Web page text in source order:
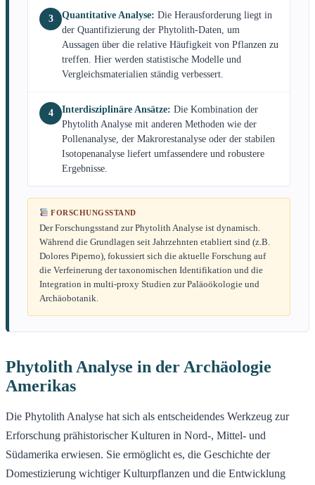
3 Quantitative Analyse: Die Herausforderung liegt in
der Quantifizierung der Phytolith-Daten, um
Aussagen über die relative Häufigkeit von Pflanzen zu
treffen. Hier werden statistische Modelle und
Vergleichsmaterialien ständig verbessert.
4 Interdisziplinäre Ansätze: Die Kombination der
Phytolith Analyse mit anderen Methoden wie der
Pollenanalyse, der Makrorestanalyse oder der stabilen
Isotopenanalyse liefert umfassendere und robustere
Ergebnisse.
FORSCHUNGSSTAND
Der Forschungsstand zur Phytolith Analyse ist dynamisch.
Während die Grundlagen seit Jahrzehnten etabliert sind (z.B.
Dolores Piperno), fokussiert sich die aktuelle Forschung auf
die Verfeinerung der taxonomischen Identifikation und die
Integration in multi-proxy Studien zur Paläoökologie und
Archäobotanik.
Phytolith Analyse in der Archäologie
Amerikas
Die Phytolith Analyse hat sich als entscheidendes Werkzeug zur
Erforschung prähistorischer Kulturen in Nord-, Mittel- und
Südamerika erwiesen. Sie ermöglicht es, die Geschichte der
Domestizierung wichtiger Kulturpflanzen und die Entwicklung